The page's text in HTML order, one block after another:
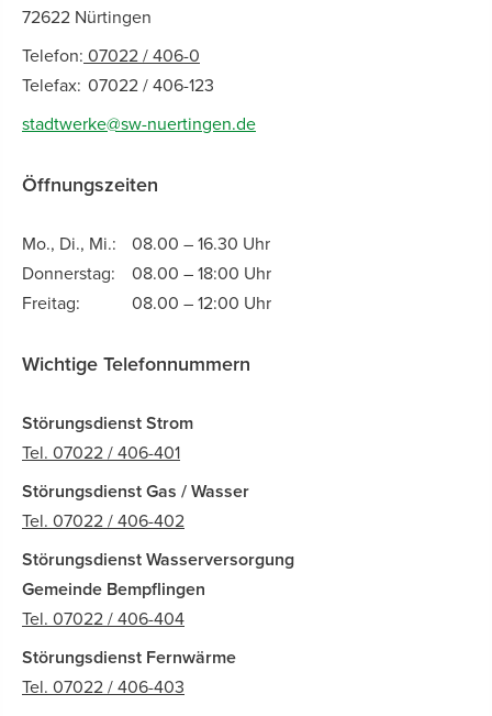
72622 Nürtingen
Telefon: 07022 / 406-0
Telefax: 07022 / 406-123
stadtwerke@sw-nuertingen.de
Öffnungszeiten
Mo., Di., Mi.:
08.00 – 16.30 Uhr
Donnerstag:
08.00 – 18:00 Uhr
Freitag:
08.00 – 12:00 Uhr
Wichtige Telefonnummern
Störungsdienst Strom
Tel. 07022 / 406-401
Störungsdienst Gas / Wasser
Tel. 07022 / 406-402
Störungsdienst Wasserversorgung
Gemeinde Bempflingen
Tel. 07022 / 406-404
Störungsdienst Fernwärme
Tel. 07022 / 406-403